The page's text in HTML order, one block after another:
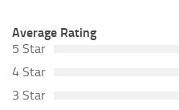
Average Rating
5 Star
4 Star
3 Star